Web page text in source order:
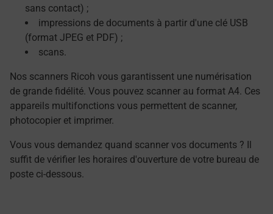
sans contact) ;
impressions de documents à partir d'une clé USB
(format JPEG et PDF) ;
scans.
Nos scanners Ricoh vous garantissent une numérisation
de grande fidélité. Vous pouvez scanner au format A4. Ces
appareils multifonctions vous permettent de scanner,
photocopier et imprimer.
Vous vous demandez quand scanner vos documents ? Il
suffit de vérifier les horaires d'ouverture de votre bureau de
poste ci-dessous.